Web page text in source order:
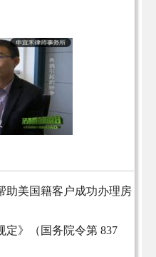
助美国籍客户成功办理房
定》（国务院令第 837